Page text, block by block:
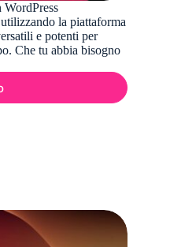
WordPress
la piattaforma
e potenti per
Che tu abbia bisogno